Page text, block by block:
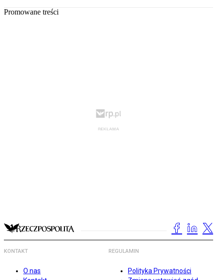
Promowane treści
KONTAKT
O nas
REGULAMIN
Polityka Prywatności